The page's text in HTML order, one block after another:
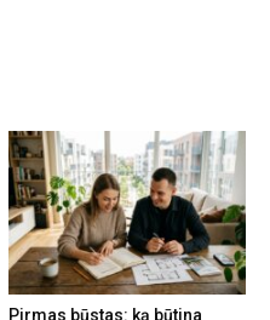
Pirmas būstas: ką būtina